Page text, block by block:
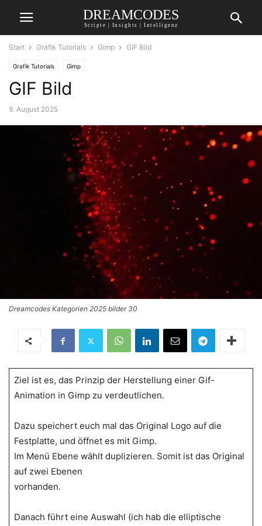
DREAMCODES
Scripte | Insights | Intelligenz
Start Grafik Tutorials Gimp GIF Bild
Grafik Tutorials Gimp
GIF Bild
9. August 2025
Dreamcodes Kategorien 2025 bilder 30
Ziel ist es, das Prinzip der Herstellung einer Gif-
Animation in Gimp zu verdeutlichen.
Dazu speichert euch mal das Original Logo auf die
Festplatte, und öffnet es mit Gimp.
Im Menü Ebene wählt duplizieren. Somit ist das Original
auf zwei Ebenen
vorhanden.
Danach führt eine Auswahl (ich hab die elliptische